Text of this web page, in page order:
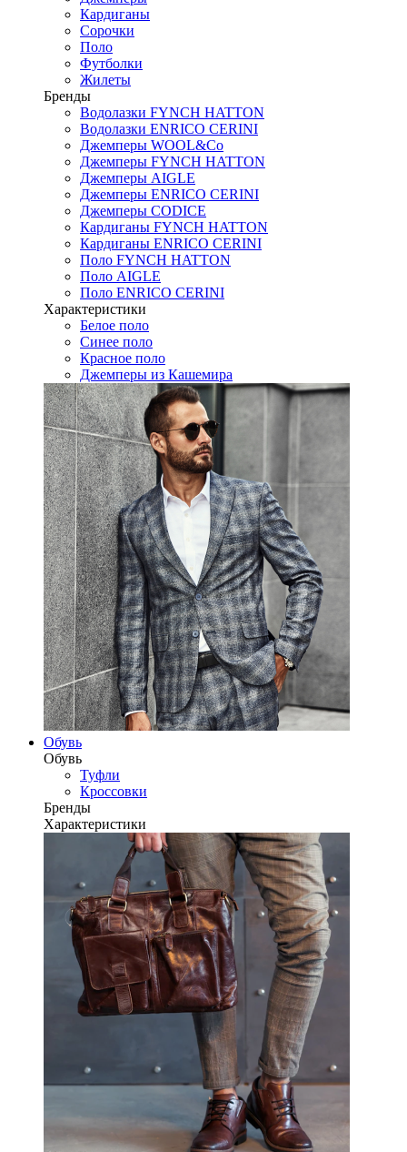
Кардиганы
Сорочки
Поло
Футболки
Жилеты
Бренды
Водолазки FYNCH HATTON
Водолазки ENRICO CERINI
Джемперы WOOL&Co
Джемперы FYNCH HATTON
Джемперы AIGLE
Джемперы ENRICO CERINI
Джемперы CODICE
Кардиганы FYNCH HATTON
Кардиганы ENRICO CERINI
Поло FYNCH HATTON
Поло AIGLE
Поло ENRICO CERINI
Характеристики
Белое поло
Синее поло
Красное поло
Джемперы из Кашемира
Обувь
Обувь
Туфли
Кроссовки
Бренды
Характеристики